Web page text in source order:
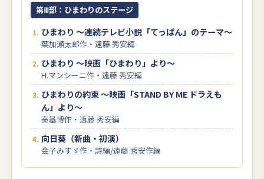
第Ⅲ部：ひまわりのステージ
ひまわり ～連続テレビ小説「てっぱん」のテーマ～
葉加瀬太郎作・遠藤 秀安編
ひまわり ～映画「ひまわり」より～
H.マンシーニ作・遠藤 秀安編
ひまわりの約束 ～映画「STAND BY ME ドラえも
ん」より～
秦基博作・遠藤 秀安編
向日葵（新曲・初演）
金子みすゞ作・詩編/遠藤 秀安作編